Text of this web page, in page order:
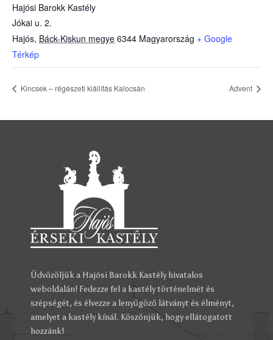
Hajósi Barokk Kastély
Jókai u. 2.
Hajós, Báck-Kiskun megye 6344 Magyarország + Google
Térkép
Kincsek – régészeti kiállítás Kalocsán Advent
Üdvözöljük a Hajósi Barokk Kastély hivatalos
weboldalán! Fedezze fel a kastély történelmét és
szépségét, és élvezze a lenyűgöző látványt és élményt,
amelyet a kastély kínál. Köszönjük, hogy ellátogatott
hozzánk!